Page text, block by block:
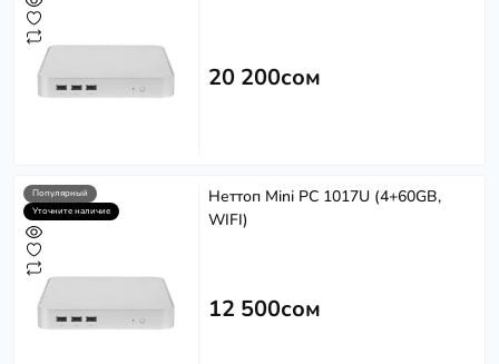
20 200сом
Популярный
Уточните наличие
Неттоп Mini PC 1017U (4+60GB,
WIFI)
12 500сом